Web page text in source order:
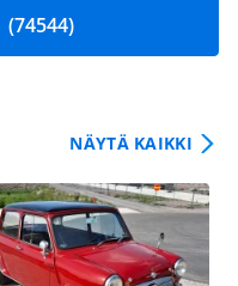
(74544)
NÄYTÄ KAIKKI